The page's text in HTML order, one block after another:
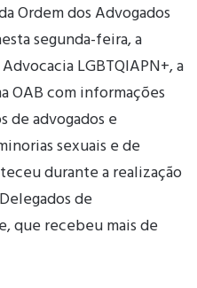
Ordem dos Advogados
segunda-feira, a
LGBTQIAPN+, a
OAB com informações
de advogados e
sexuais e de
durante a realização
de
que recebeu mais de